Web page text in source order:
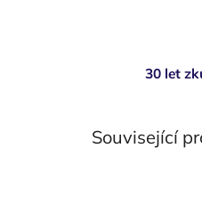
30 let
Související